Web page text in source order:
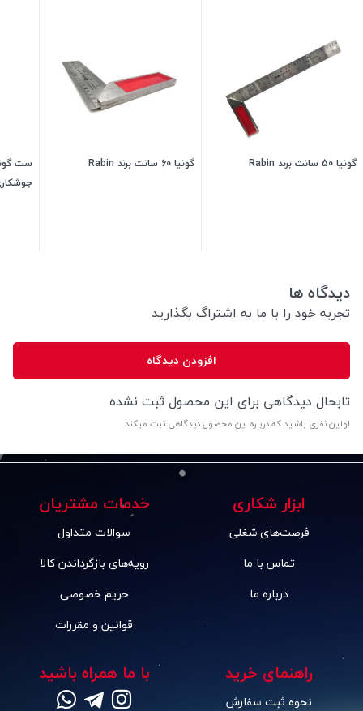
گونیا 50 سانت برند Rabin گونیا 60 سانت برند Rabin
ست
دیدگاه ها
تجربه خود را با ما به اشتراگ بگذارید
افزودن دیدگاه
تابحال دیدگاهی برای این محصول ثبت نشده
اولین نفری باشید که درباره این محصول دیدگاهی ثبت میکند
ابزار شکاری
فرصت‌های شغلی
تماس با ما
درباره ما
خدمات مشتریان
سوالات متداول
رویه‌های بازگرداندن کالا
حریم خصوصی
قوانین و مقررات
راهنمای خرید
نحوه ثبت سفارش
با ما همراه باشید